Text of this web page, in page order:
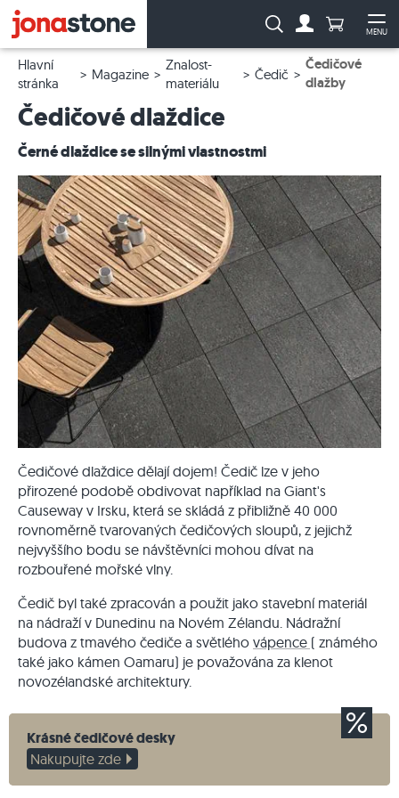
MENU
Vyhledávání:Počet
Hlavní
stránka
Magazine
Znalost-
materiálu
Čedič
Čedičové
dlažby
Čedičové dlaždice
Černé dlaždice se silnými vlastnostmi
Čedičové dlaždice dělají dojem! Čedič lze v jeho
přirozené podobě obdivovat například na Giant's
Causeway v Irsku, která se skládá z přibližně 40 000
rovnoměrně tvarovaných čedičových sloupů, z jejichž
nejvyššího bodu se návštěvníci mohou dívat na
rozbouřené mořské vlny.
Čedič byl také zpracován a použit jako stavební materiál
na nádraží v Dunedinu na Novém Zélandu. Nádražní
budova z tmavého čediče a světlého vápence ( známého
také jako kámen Oamaru) je považována za klenot
novozélandské architektury.
Krásné čedičové desky
Nakupujte zde